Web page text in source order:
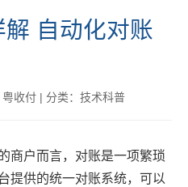
自动化对账
收付 | 分类：技术科普
商户而言，对账是一项繁琐
提供的统一对账系统，可以